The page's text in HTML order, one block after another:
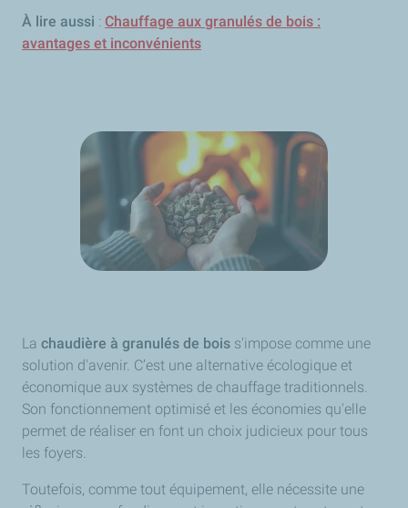
À lire aussi : Chauffage aux granulés de bois :
avantages et inconvénients
La chaudière à granulés de bois s'impose comme une
solution d'avenir. C’est une alternative écologique et
économique aux systèmes de chauffage traditionnels.
Son fonctionnement optimisé et les économies qu'elle
permet de réaliser en font un choix judicieux pour tous
les foyers.
Toutefois, comme tout équipement, elle nécessite une